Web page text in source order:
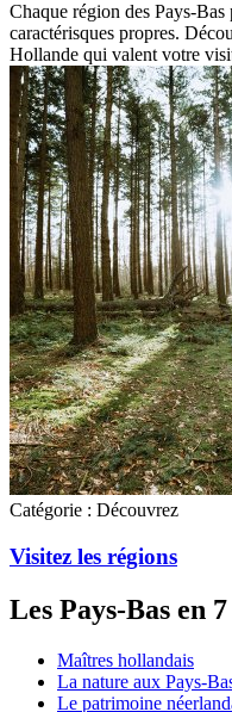
Chaque région des Pays-Bas
caractérisques propres.
Hollande qui valent votre
Catégorie : Découvrez
Visitez les régions
Les Pays-Bas en
Maîtres hollandais
La nature aux Pays-
Le patrimoine